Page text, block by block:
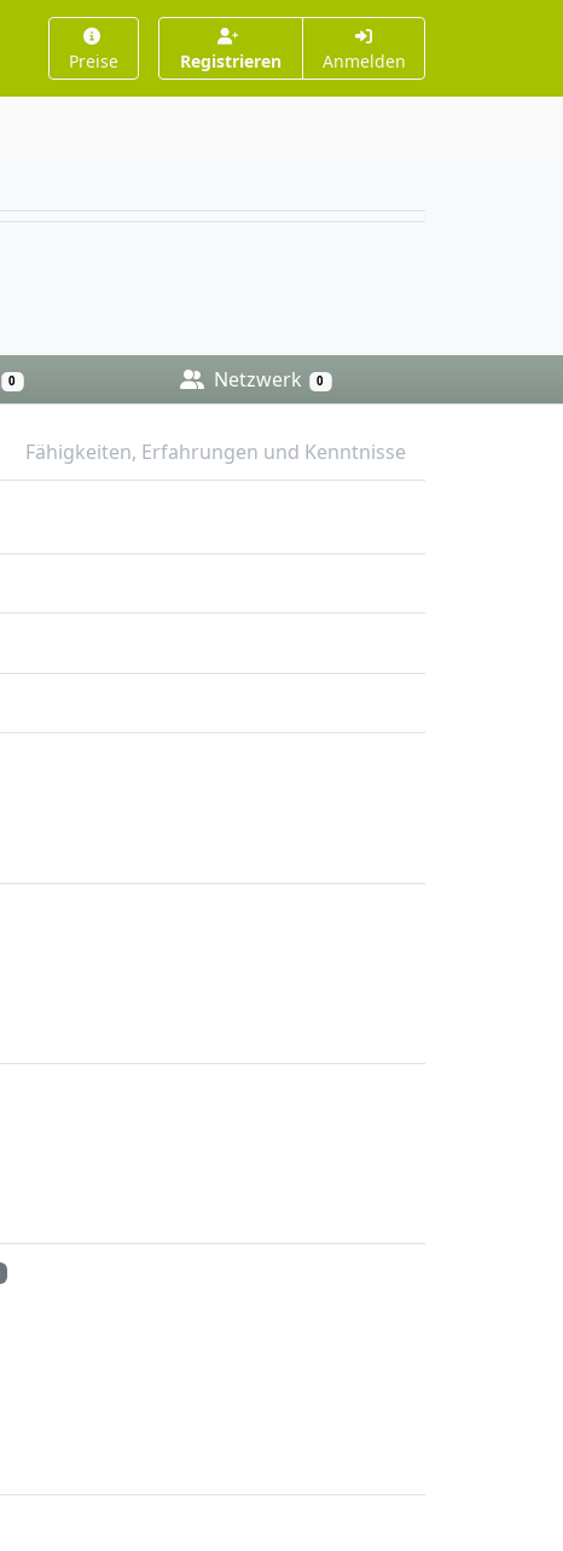
Preise Registrieren Anmelden
0 Netzwerk 0
Fähigkeiten, Erfahrungen und Kenntnisse